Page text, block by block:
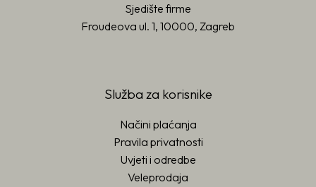
Sjedište firme
Froudeova ul. 1, 10000, Zagreb
Služba za korisnike
Načini plaćanja
Pravila privatnosti
Uvjeti i odredbe
Veleprodaja